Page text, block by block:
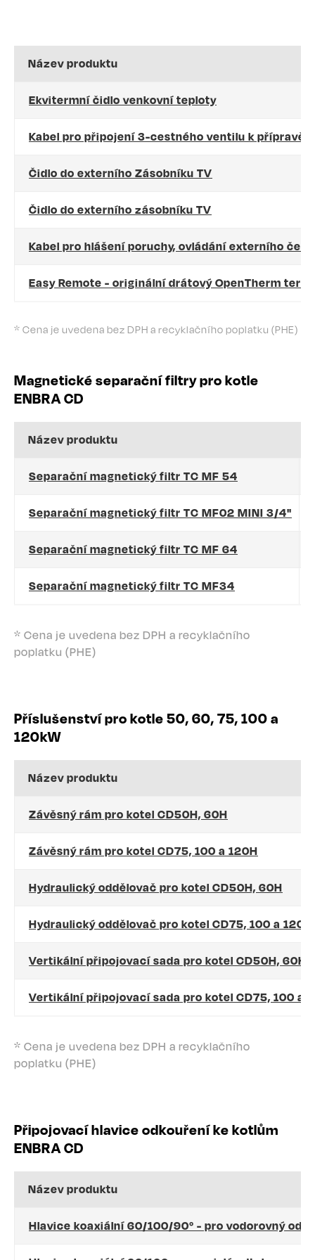
Název produktu
Ekvitermní čidlo venkovní teploty
Kabel pro připojení 3-cestného ventilu k přípravě
Čidlo do externího Zásobníku TV
Čidlo do externího zásobníku TV
Kabel pro hlášení poruchy, ovládání externího
Easy Remote - originální drátový OpenTherm
* Cena je uvedena bez DPH a recyklačního poplatku (PHE)
Magnetické separační filtry pro kotle
ENBRA CD
Název produktu
Separační magnetický filtr TC MF 54
Separační magnetický filtr TC MF02 MINI 3/4"
Separační magnetický filtr TC MF 64
Separační magnetický filtr TC MF34
* Cena je uvedena bez DPH a recyklačního
poplatku (PHE)
Příslušenství pro kotle 50, 60, 75, 100 a
120kW
Název produktu
Závěsný rám pro kotel CD50H, 60H
Závěsný rám pro kotel CD75, 100 a 120H
Hydraulický oddělovač pro kotel CD50H, 60H
Hydraulický oddělovač pro kotel CD75, 100 a 120H
Vertikální připojovací sada pro kotel CD50H, 60H
Vertikální připojovací sada pro kotel CD75, 100 a
* Cena je uvedena bez DPH a recyklačního
poplatku (PHE)
Připojovací hlavice odkouření ke kotlům
ENBRA CD
Název produktu
Hlavice koaxiální 60/100/90° - pro vodorovný